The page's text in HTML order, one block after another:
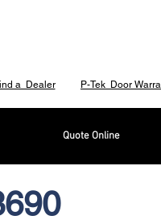
P-Tek Door
a Dealer
Quote Online